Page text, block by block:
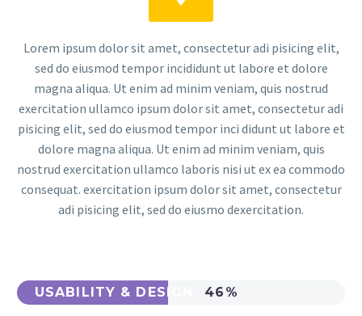
Lorem ipsum dolor sit amet, consectetur adi pisicing elit,
sed do eiusmod tempor incididunt ut labore et dolore
magna aliqua. Ut enim ad minim veniam, quis nostrud
exercitation ullamco ipsum dolor sit amet, consectetur adi
pisicing elit, sed do eiusmod tempor inci didunt ut labore et
dolore magna aliqua. Ut enim ad minim veniam, quis
nostrud exercitation ullamco laboris nisi ut ex ea commodo
consequat. exercitation ipsum dolor sit amet, consectetur
adi pisicing elit, sed do eiusmo dexercitation.
USABILITY & DESIGN 46%